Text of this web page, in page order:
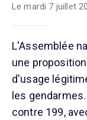
Le mardi 7 juillet
L'Assemblée
une
d'usage
les
contre 199,